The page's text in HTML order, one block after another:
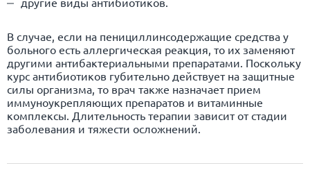
В случае, если на пенициллинсодержащие средства у
больного есть аллергическая реакция, то их заменяют
другими антибактериальными препаратами. Поскольку
курс антибиотиков губительно действует на защитные
силы организма, то врач также назначает прием
иммуноукрепляющих препаратов и витаминные
комплексы. Длительность терапии зависит от стадии
заболевания и тяжести осложнений.